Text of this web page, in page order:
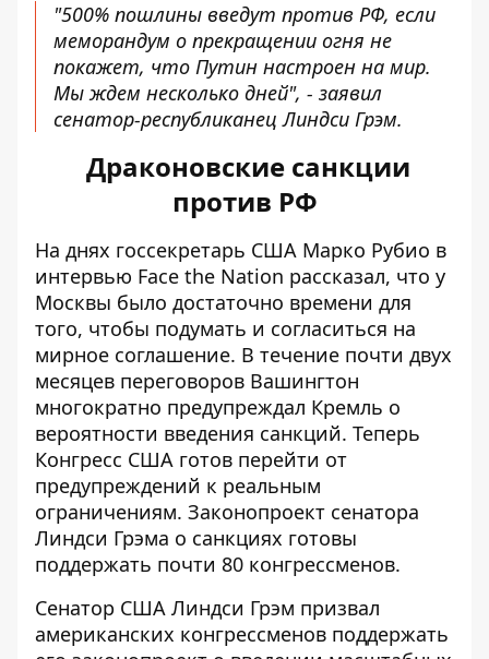
"500% пошлины введут против РФ, если
меморандум о прекращении огня не
покажет, что Путин настроен на мир.
Мы ждем несколько дней", - заявил
сенатор-республиканец Линдси Грэм.
Драконовские санкции
против РФ
На днях госсекретарь США Марко Рубио в
интервью Face the Nation рассказал, что у
Москвы было достаточно времени для
того, чтобы подумать и согласиться на
мирное соглашение. В течение почти двух
месяцев переговоров Вашингтон
многократно предупреждал Кремль о
вероятности введения санкций. Теперь
Конгресс США готов перейти от
предупреждений к реальным
ограничениям. Законопроект сенатора
Линдси Грэма о санкциях готовы
поддержать почти 80 конгрессменов.
Сенатор США Линдси Грэм призвал
американских конгрессменов поддержать